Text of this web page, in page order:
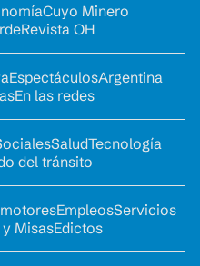
Cuyo Minero
Revista OH
EspectáculosArgentina
En las redes
SaludTecnología
del tránsito
EmpleosServicios
MisasEdictos